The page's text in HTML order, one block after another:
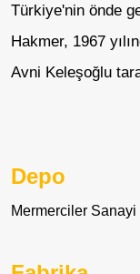
Türkiye'nin önde
Hakmer, 1967
Avni Keleşoğlu
Depo
Mermerciler